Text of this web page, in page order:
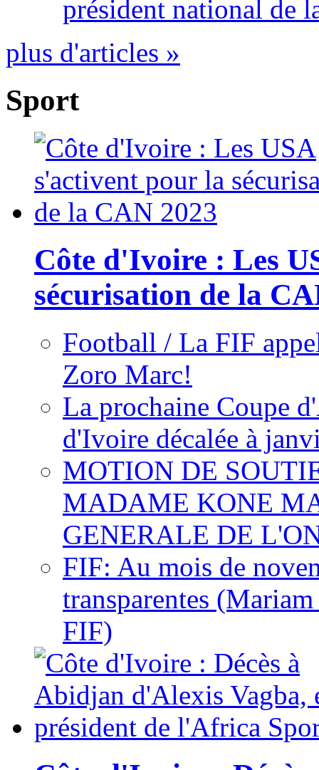
président national de
plus d'articles »
Sport
Côte d'Ivoire : Les
sécurisation de la
Football / La FIF
Zoro Marc!
La prochaine Coupe
d'Ivoire décalée à
MOTION DE
MADAME KONE
GENERALE DE
FIF: Au mois de
transparentes
FIF)